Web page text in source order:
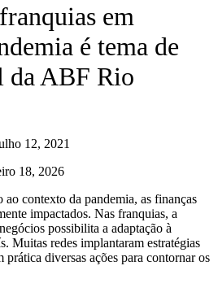
em
é tema de
da ABF Rio
12, 2021
18, 2026
contexto da pandemia, as finanças
impactados. Nas franquias, a
possibilita a adaptação à
Muitas redes implantaram estratégias
prática diversas ações para contornar os